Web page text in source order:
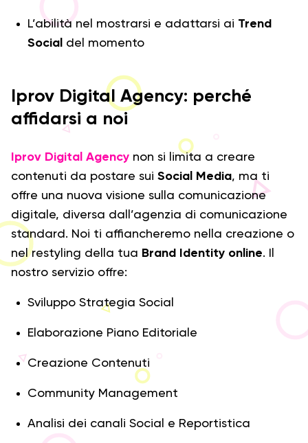
L’abilità nel mostrarsi e adattarsi ai Trend
Social del momento
Iprov Digital Agency: perché
affidarsi a noi
Iprov Digital Agency non si limita a creare
contenuti da postare sui Social Media, ma ti
offre una nuova visione sulla comunicazione
digitale, diversa dall’agenzia di comunicazione
standard. Noi ti affiancheremo nella creazione o
nel restyling della tua Brand Identity online. Il
nostro servizio offre:
Sviluppo Strategia Social
Elaborazione Piano Editoriale
Creazione Contenuti
Community Management
Analisi dei canali Social e Reportistica